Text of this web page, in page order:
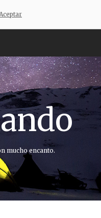
mucho encanto.